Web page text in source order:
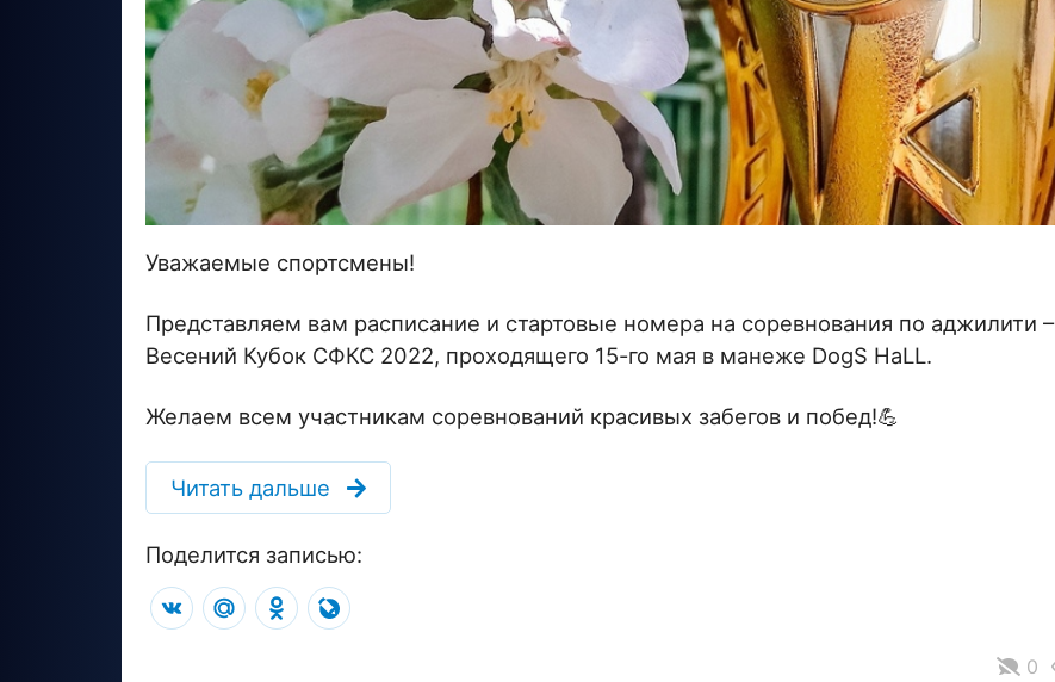
Уважаемые спортсмены!
Представляем вам расписание и стартовые номера на соревнования по аджилити –
Весений Кубок СФКС 2022, проходящего 15-го мая в манеже DogS HaLL.
Желаем всем участникам соревнований красивых забегов и побед!💪
Читать дальше
Поделится записью:
VK Mail.RuOdnoklassniki
0